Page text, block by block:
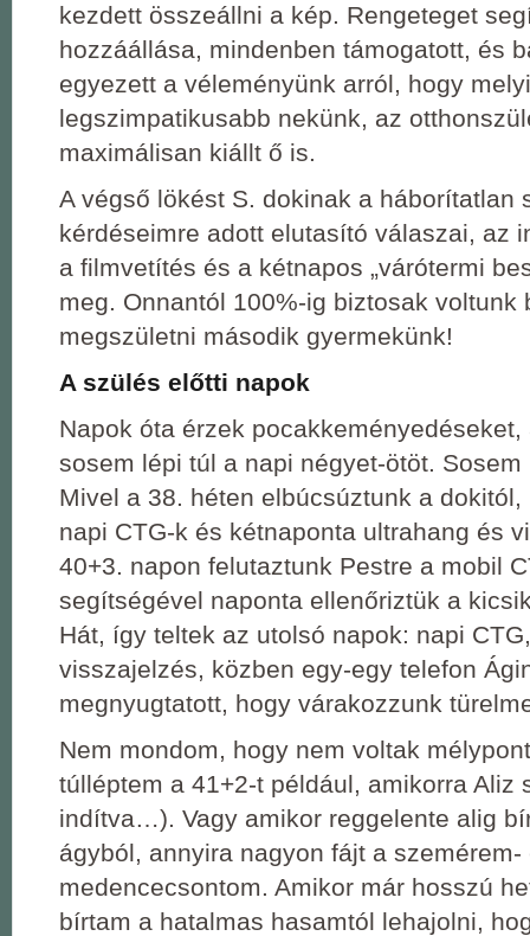
kezdett összeállni a kép. Rengeteget
hozzáállása, mindenben támogatott, és
egyezett a véleményünk arról, hogy
legszimpatikusabb nekünk, az
maximálisan kiállt ő is.
A végső lökést S. dokinak a háborítatlan
kérdéseimre adott elutasító válaszai, az
a filmvetítés és a kétnapos „várótermi
meg. Onnantól 100%-ig biztosak voltunk
megszületni második gyermekünk!
A szülés előtti napok
Napok óta érzek
sosem lépi túl a napi négyet-ötöt.
Mivel a 38. héten elbúcsúztunk a
napi CTG-k és kétnaponta ultrahang és
40+3. napon felutaztunk Pestre a mobil
segítségével naponta ellenőriztük a
Hát, így teltek az utolsó napok: napi
visszajelzés, közben egy-egy telefon
megnyugtatott, hogy várakozzunk
Nem mondom, hogy nem voltak
túlléptem a 41+2-t például, amikorra Aliz
indítva…). Vagy amikor reggelente alig
ágyból, annyira nagyon fájt a szemérem-
medencecsontom. Amikor már hosszú
bírtam a hatalmas hasamtól lehajolni,